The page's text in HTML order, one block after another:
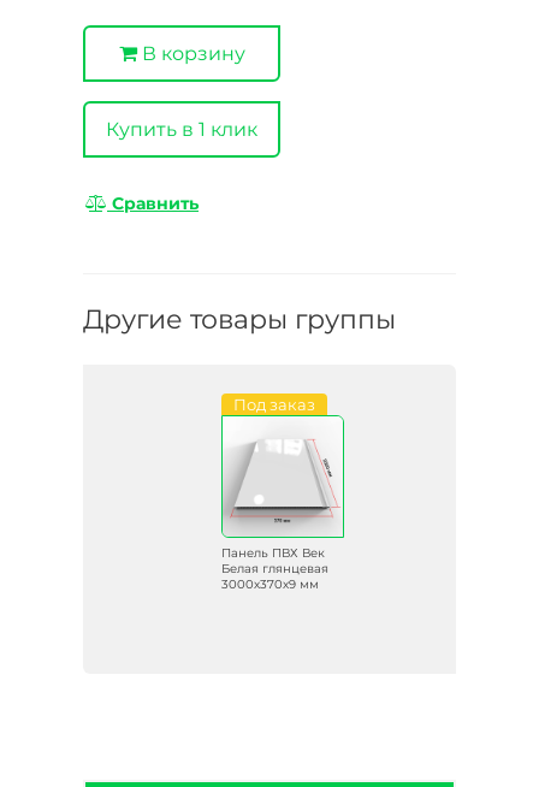
В корзину
Купить в 1 клик
Сравнить
Другие товары группы
Под заказ
Панель ПВХ Век
Белая глянцевая
3000х370х9 мм